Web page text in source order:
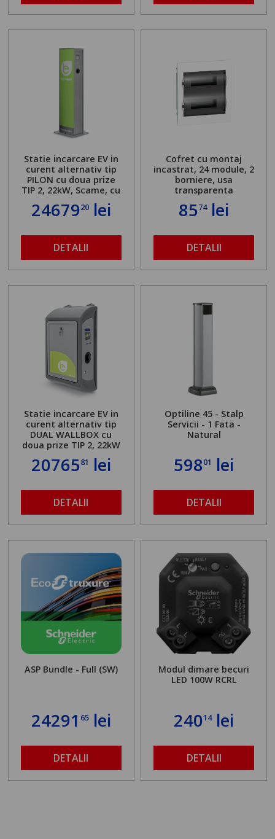
Statie incarcare EV in
curent alternativ tip
PILON cu doua prize
TIP 2, 22kW, Scame, cu
server local
2467920lei
DETALII
Cofret cu montaj
incastrat, 24 module, 2
borniere, usa
transparenta
8574lei
DETALII
Statie incarcare EV in
curent alternativ tip
DUAL WALLBOX cu
doua prize TIP 2, 22kW
2076581 lei
DETALII
Optiline 45 - Stalp
Servicii - 1 Fata -
Natural
59801 lei
DETALII
ASP Bundle - Full (SW)
24291 65lei
DETALII
Modul dimare becuri
LED 100W RCRL
24014lei
DETALII